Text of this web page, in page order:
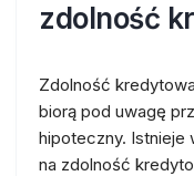
zdolność
Zdolność
biorą pod uwagę
hipoteczny. Istnieje
na zdolność